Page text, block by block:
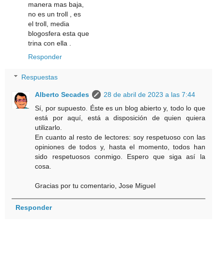
manera mas baja,
no es un troll , es
el troll, media
blogosfera esta que
trina con ella .
Responder
Respuestas
Alberto Secades
28 de abril de 2023 a las 7:44
Sí, por supuesto. Éste es un blog abierto y, todo lo que
está por aquí, está a disposición de quien quiera
utilizarlo.
En cuanto al resto de lectores: soy respetuoso con las
opiniones de todos y, hasta el momento, todos han
sido respetuosos conmigo. Espero que siga así la
cosa.
Gracias por tu comentario, Jose Miguel
Responder